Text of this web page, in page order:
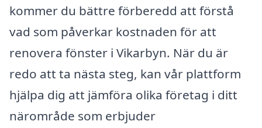
kommer du bättre förberedd att förstå
vad som påverkar kostnaden för att
renovera fönster i Vikarbyn. När du är
redo att ta nästa steg, kan vår plattform
hjälpa dig att jämföra olika företag i ditt
närområde som erbjuder